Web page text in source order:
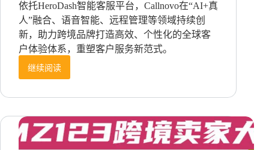
依托HeroDash智能客服平台，Callnovo在“AI+真
人”融合、语音智能、远程管理等领域持续创
新，助力跨境品牌打造高效、个性化的全球客
户体验体系，重塑客户服务新范式。
继续阅读
Callnovo
加
硅
谷